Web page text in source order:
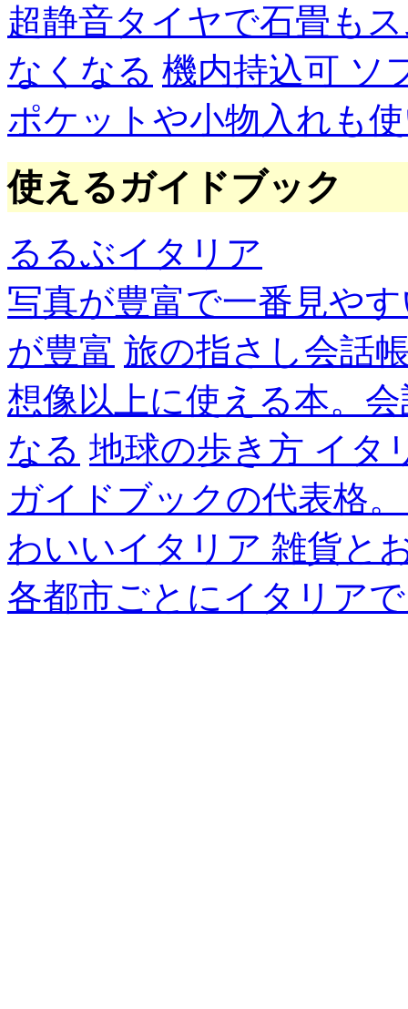
超静音タイヤで石畳も
なくなる 機内持込可 ソ
ポケットや小物入れも
使えるガイドブック
るるぶイタリア
写真が豊富で一番見や
が豊富 旅の指さし会話
想像以上に使える本。
なる 地球の歩き方 イタ
ガイドブックの代表格
わいいイタリア 雑貨と
各都市ごとにイタリア